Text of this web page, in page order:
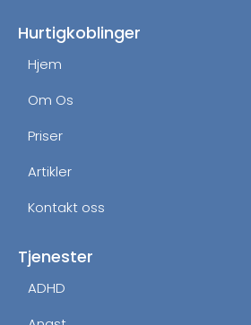
o
k
g
Hurtigkoblinger
Hjem
Om Os
Priser
Artikler
Kontakt oss
Tjenester
ADHD